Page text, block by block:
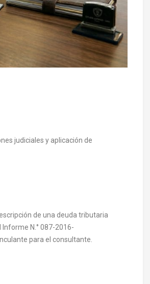
judiciales y aplicación de
de una deuda tributaria
N.° 087-2016-
para el consultante.